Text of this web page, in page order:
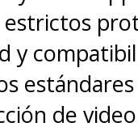
estrictos
y
de